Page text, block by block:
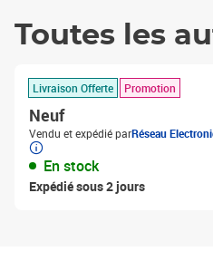
Toutes les
Livraison Offerte Promotion
Neuf
Vendu et expédié parRéseau
En stock
Expédié sous 2 jours